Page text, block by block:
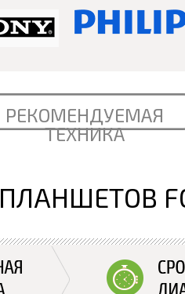
РЕКОМЕНДУЕМАЯ
ТЕХНИКА